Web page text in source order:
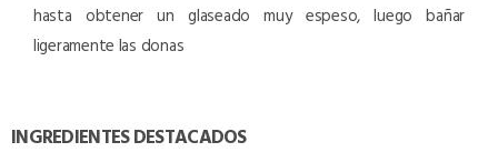
hasta obtener un glaseado muy espeso, luego bañar
ligeramente las donas
INGREDIENTES DESTACADOS